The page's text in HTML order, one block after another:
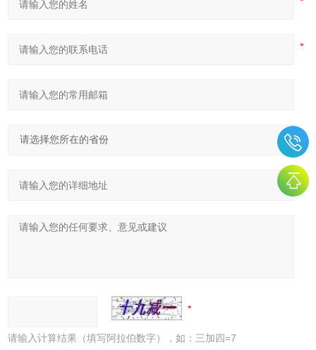
请输入计算结果（填写阿拉伯数字），如：三加四=7